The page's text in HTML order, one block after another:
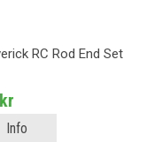
RC Rod End Set
Info